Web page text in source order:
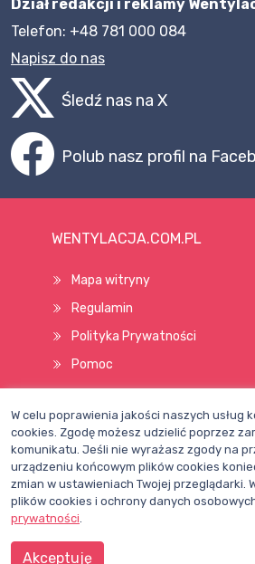
Dział redakcji i reklamy
Telefon: +48 781 000 084
Napisz do nas
Śledź nas na X
Polub nasz profil na
WENTYLACJA.COM.PL
Mapa witryny
Regulamin
Polityka Prywatności
Pomoc
Wszelkie prawa
W celu poprawienia jakości naszych usług
cookies. Zgodę możesz udzielić poprzez
komunikatu. Jeśli nie wyrażasz zgody na
urządzeniu końcowym plików cookies
zmian w ustawieniach Twojej przeglądarki.
plików cookies i ochrony danych
prywatności.
Akceptuję